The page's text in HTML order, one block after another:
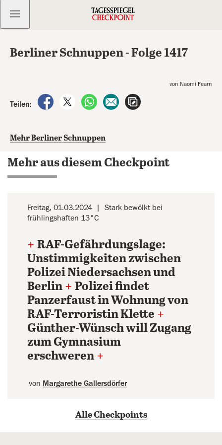
Kostenlos anmelden
Berliner Schnuppen - Folge 1417
von Naomi Fearn
Teilen:
auf Facebook teilen
auf X teilenper WhatsApp teilen
per E-Mail teilen
Mehr Berliner Schnuppen
Mehr aus diesem Checkpoint
Freitag, 01.03.2024
Stark bewölkt bei
frühlingshaften 13°C
+ RAF-Gefährdungslage:
Unstimmigkeiten zwischen
Polizei Niedersachsen und
Berlin + Polizei findet
Panzerfaust in Wohnung von
RAF-Terroristin Klette +
Günther-Wünsch will Zugang
zum Gymnasium
erschweren +
von Margarethe Gallersdörfer
Alle Checkpoints